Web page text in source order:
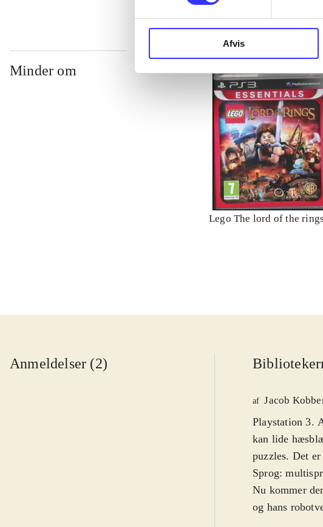
Afvis
Minder om
Lego The lord of the rings
Anmeldelser (2)
af Jacob
Playstation 3.
kan lide
puzzles. Det
Sprog:
Nu kommer
og hans